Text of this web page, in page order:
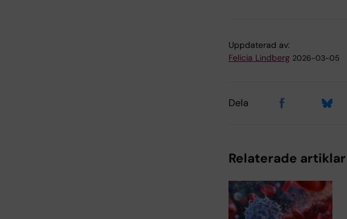
Uppdaterad av:
Felicia Lindberg 2026-03-05
Dela
Relaterade artiklar